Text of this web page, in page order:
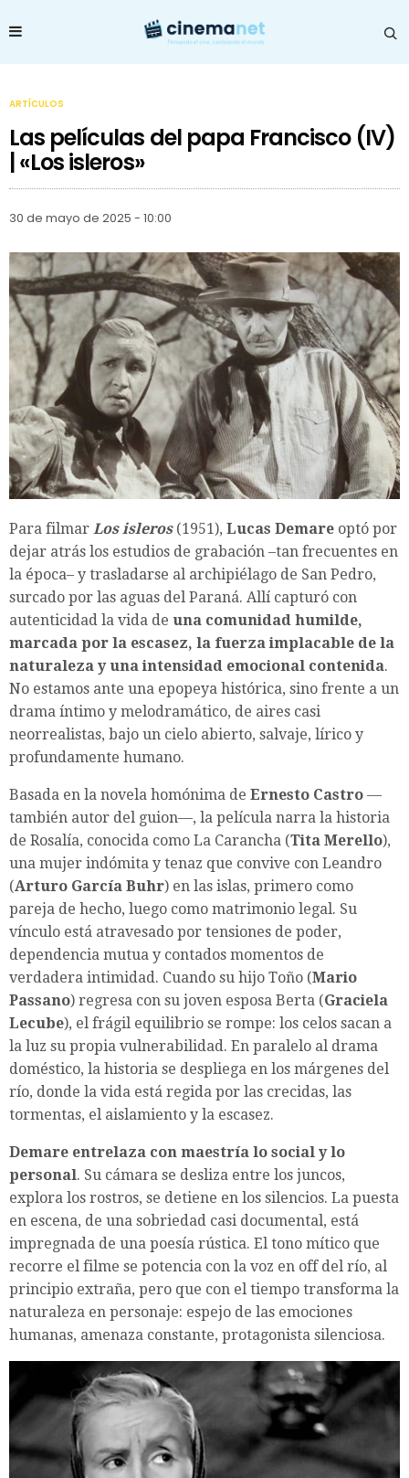
ARTÍCULOS
Las películas del papa Francisco (IV)
| «Los isleros»
30 de mayo de 2025 - 10:00
Para filmar Los isleros(1951), Lucas Demare optó por
dejar atrás los estudios de grabación –tan frecuentes en
la época– y trasladarse al archipiélago de San Pedro,
surcado por las aguas del Paraná. Allí capturó con
autenticidad la vida de una comunidad humilde,
marcada por la escasez, la fuerza implacable de la
naturaleza y una intensidad emocional contenida.
No estamos ante una epopeya histórica, sino frente a un
drama íntimo y melodramático, de aires casi
neorrealistas, bajo un cielo abierto, salvaje, lírico y
profundamente humano.
Basada en la novela homónima de Ernesto Castro —
también autor del guion—, la película narra la historia
de Rosalía, conocida como La Carancha (Tita Merello),
una mujer indómita y tenaz que convive con Leandro
(Arturo García Buhr) en las islas, primero como
pareja de hecho, luego como matrimonio legal. Su
vínculo está atravesado por tensiones de poder,
dependencia mutua y contados momentos de
verdadera intimidad. Cuando su hijo Toño (Mario
Passano) regresa con su joven esposa Berta (Graciela
Lecube), el frágil equilibrio se rompe: los celos sacan a
la luz su propia vulnerabilidad. En paralelo al drama
doméstico, la historia se despliega en los márgenes del
río, donde la vida está regida por las crecidas, las
tormentas, el aislamiento y la escasez.
Demare entrelaza con maestría lo social y lo
personal. Su cámara se desliza entre los juncos,
explora los rostros, se detiene en los silencios. La puesta
en escena, de una sobriedad casi documental, está
impregnada de una poesía rústica. El tono mítico que
recorre el filme se potencia con la voz en off del río, al
principio extraña, pero que con el tiempo transforma la
naturaleza en personaje: espejo de las emociones
humanas, amenaza constante, protagonista silenciosa.